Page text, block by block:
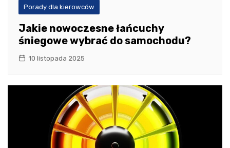
Porady dla kierowców
Jakie nowoczesne łańcuchy
śniegowe wybrać do samochodu?
10 listopada 2025